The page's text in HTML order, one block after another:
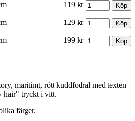
119 kr
129 kr
199 kr
maritimt, rött kuddfodral med texten
hair" tryckt i vitt.
färger.